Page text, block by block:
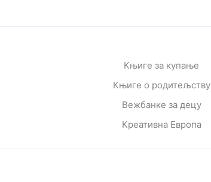
Књиге за купање
Књиге о родитељству
Вежбанке за децу
Креативна Европа